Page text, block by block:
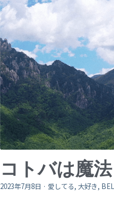
コトバは魔法
2023年7月8日 · 愛してる, 大好き,